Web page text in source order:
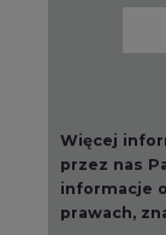
Więcej
przez nas
informacje
prawach,